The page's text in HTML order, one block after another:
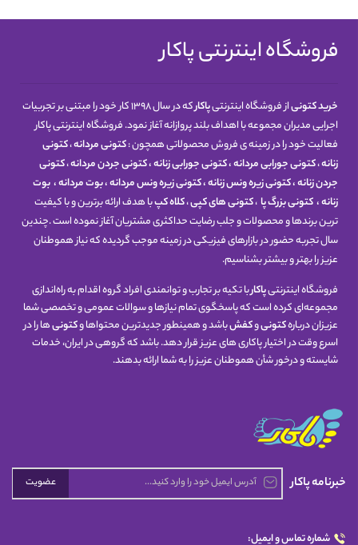
فروشگاه اینترنتی پاکار
خرید کتونیاز فروشگاه اینترنتیپاکار
که در سال 1398 کار خود را مبتنی بر تجربیات
اجرایی مدیران مجموعه با اهداف بلند پروازانه آغاز نمود. فروشگاه اینترنتی پاکار
فعالیت خود را در زمینه ی فروش محصولاتی همچون :کتونی مردانه،کتونی
زنانه،کتونی جورابی مردانه،کتونی جورابی زنانه،کتونی جردن مردانه،کتونی
جردن زنانه،کتونی زیره ونس زنانه،کتونی زیره ونس مردانه،بوت مردانه،بوت
زنانه، کتونیبزرگ پا ،کتونی های کپی،کلاه کپبا هدف ارائه برترین و با کیفیت
ترین برندها و محصولات و جلب رضایت حداکثری مشتریان آغاز نموده است .چندین
سال تجربه حضور در بازارهای فیزیکی در زمینه موجب گردیده که نیاز هموطنان
عزیز را بهتر و بیشتر بشناسیم.
فروشگاه اینترنتیپاکاربا تکیه بر تجارب و توانمندی افراد گروه اقدام به راه‌اندازی
مجموعه‌ای کرده است که پاسخگوی تمام نیازها و سوالات عمومی و تخصصی شما
عزیزان دربارهکتونیوکفشباشد و همینطور جدیدترین محتواها وکتونیها را در
اسرع وقت در اختیار پاکاری های عزیز قرار دهد. باشد که گروهی در ایران، خدمات
شایسته و درخور شأن هموطنان عزیز را به شما ارائه بدهند.
خبرنامه پاکار عضویت
شماره تماس و ایمیل: